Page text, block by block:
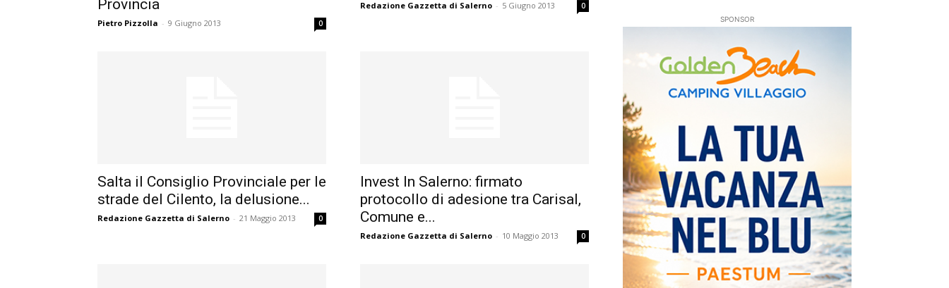
Provincia
Pietro Pizzolla - 9 Giugno 2013 0
Redazione Gazzetta di Salerno - 5 Giugno 2013 0
Salta il Consiglio Provinciale per le
strade del Cilento, la delusione...
Redazione Gazzetta di Salerno - 21 Maggio 2013 0
Invest In Salerno: firmato
protocollo di adesione tra Carisal,
Comune e...
Redazione Gazzetta di Salerno - 10 Maggio 2013 0
SPONSOR